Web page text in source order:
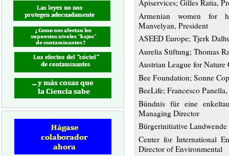
Apiservices; Gilles Ratia,
Armenian women for
Manvelyan, President
ASEED Europe; Tjerk
Aurelia Stiftung; Thomas
Austrian League for Nature
Bee Foundation; Sonne
BeeLife; Francesco
Bündnis für eine
Managing Director
Bürgerinitiative Landwende
Center for International
Director of Environmental